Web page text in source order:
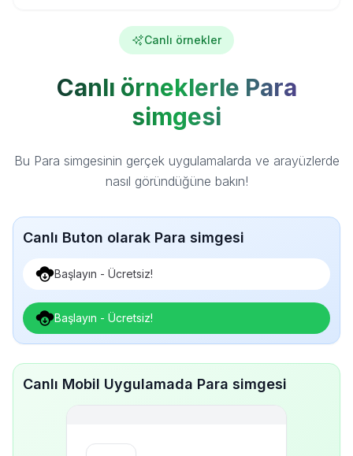
Canlı örnekler
Canlı örneklerle Para
simgesi
Bu Para simgesinin gerçek uygulamalarda ve arayüzlerde
nasıl göründüğüne bakın!
Canlı Buton olarak Para simgesi
Başlayın - Ücretsiz!
Başlayın - Ücretsiz!
Canlı Mobil Uygulamada Para simgesi